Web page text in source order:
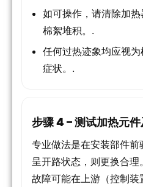
如可操作，请清除加
棉絮堆积。.
任何过热迹象均应视
症状。.
步骤 4 – 测试加热元
专业做法是在安装部件
呈开路状态，则更换合
故障可能在上游（控制装